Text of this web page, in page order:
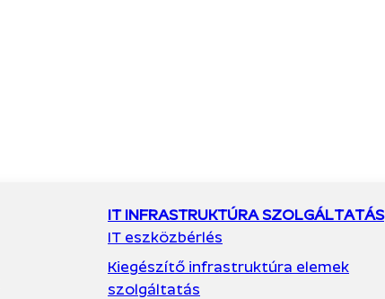
IT INFRASTRUKTÚRA SZOLGÁLTATÁS
IT eszközbérlés
Kiegészítő infrastruktúra elemek
szolgáltatás